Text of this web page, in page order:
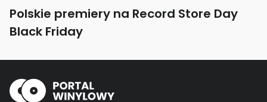
Polskie premiery na Record Store Day
Black Friday